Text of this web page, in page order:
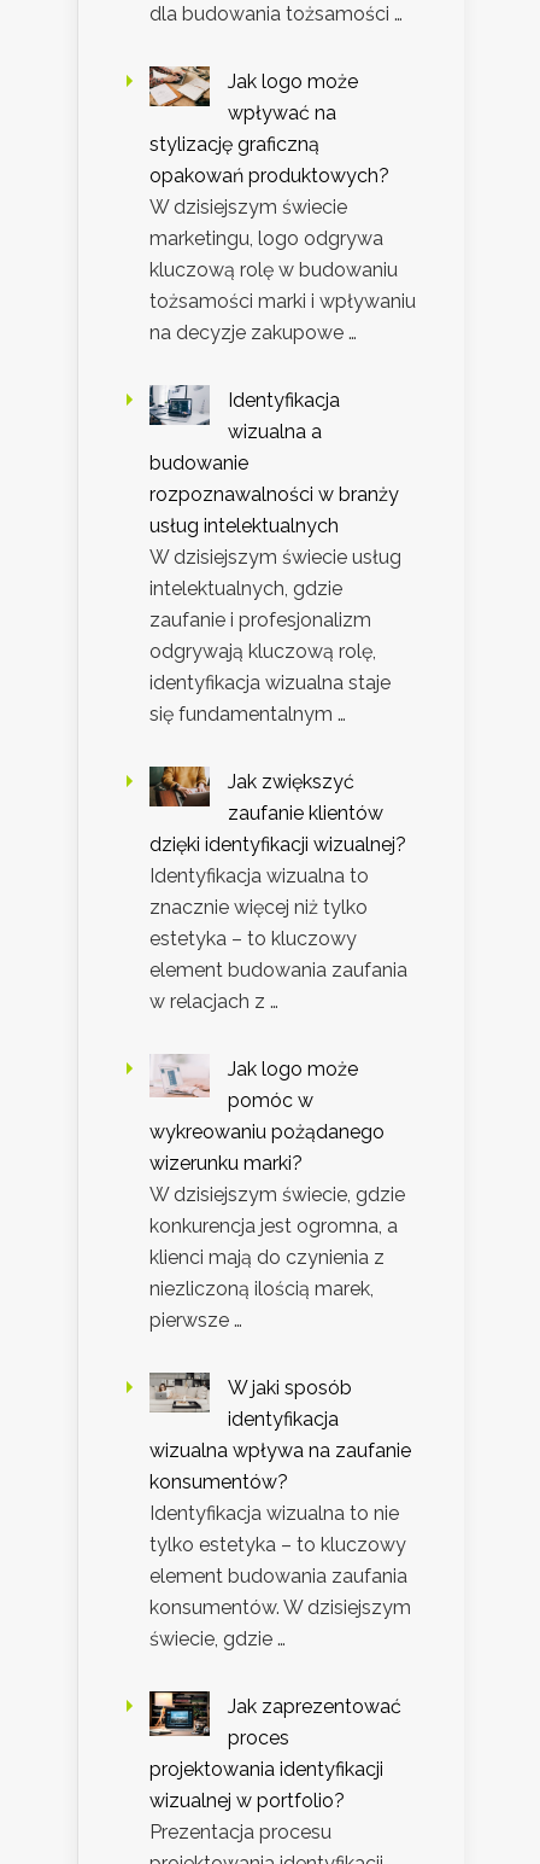
dla budowania tożsamości …
Jak logo może
wpływać na
stylizację graficzną
opakowań produktowych?
W dzisiejszym świecie
marketingu, logo odgrywa
kluczową rolę w budowaniu
tożsamości marki i wpływaniu
na decyzje zakupowe …
Identyfikacja
wizualna a
budowanie
rozpoznawalności w branży
usług intelektualnych
W dzisiejszym świecie usług
intelektualnych, gdzie
zaufanie i profesjonalizm
odgrywają kluczową rolę,
identyfikacja wizualna staje
się fundamentalnym …
Jak zwiększyć
zaufanie klientów
dzięki identyfikacji wizualnej?
Identyfikacja wizualna to
znacznie więcej niż tylko
estetyka – to kluczowy
element budowania zaufania
w relacjach z …
Jak logo może
pomóc w
wykreowaniu pożądanego
wizerunku marki?
W dzisiejszym świecie, gdzie
konkurencja jest ogromna, a
klienci mają do czynienia z
niezliczoną ilością marek,
pierwsze …
W jaki sposób
identyfikacja
wizualna wpływa na zaufanie
konsumentów?
Identyfikacja wizualna to nie
tylko estetyka – to kluczowy
element budowania zaufania
konsumentów. W dzisiejszym
świecie, gdzie …
Jak zaprezentować
proces
projektowania identyfikacji
wizualnej w portfolio?
Prezentacja procesu